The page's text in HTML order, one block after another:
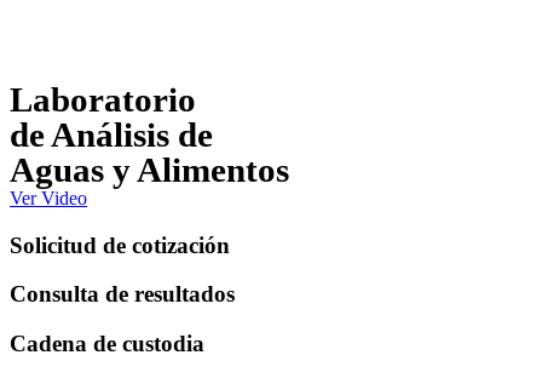
Laboratorio
de Análisis de
Aguas y Alimentos
Ver Video
Solicitud de cotización
Consulta de resultados
Cadena de custodia